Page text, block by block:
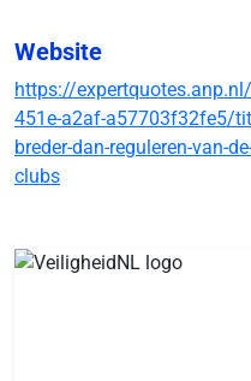
Website
https://
451e-a2af-a57703f32fe5/
breder-dan-reguleren-van-
clubs